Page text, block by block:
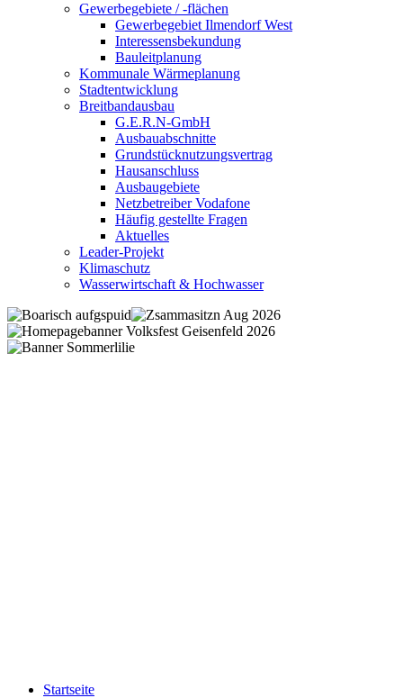
Gewerbegebiete / -flächen
Gewerbegebiet Ilmendorf West
Interessensbekundung
Bauleitplanung
Kommunale Wärmeplanung
Stadtentwicklung
Breitbandausbau
G.E.R.N-GmbH
Ausbauabschnitte
Grundstücknutzungsvertrag
Hausanschluss
Ausbaugebiete
Netzbetreiber Vodafone
Häufig gestellte Fragen
Aktuelles
Leader-Projekt
Klimaschutz
Wasserwirtschaft & Hochwasser
Startseite